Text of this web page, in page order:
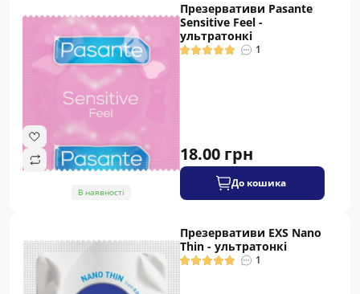
В наявності
Презервативи Pasante
Sensitive Feel -
ультратонкі
1
18.00 грн
До кошика
Презервативи EXS Nano
Thin - ультратонкі
1